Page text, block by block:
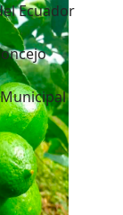
Ecuador